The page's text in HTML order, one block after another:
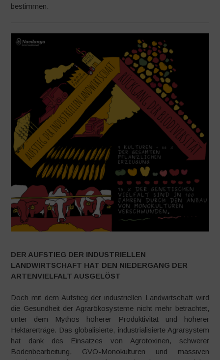
bestimmen.
DER AUFSTIEG DER INDUSTRIELLEN
LANDWIRTSCHAFT HAT DEN NIEDERGANG DER
ARTENVIELFALT AUSGELÖST
Doch mit dem Aufstieg der industriellen Landwirtschaft wird
die Gesundheit der Agrarökosysteme nicht mehr betrachtet,
unter dem Mythos höherer Produktivität und höherer
Hektarerträge. Das globalisierte, industrialisierte Agrarsystem
hat dank des Einsatzes von Agrotoxinen, schwerer
Bodenbearbeitung, GVO-Monokulturen und massiven